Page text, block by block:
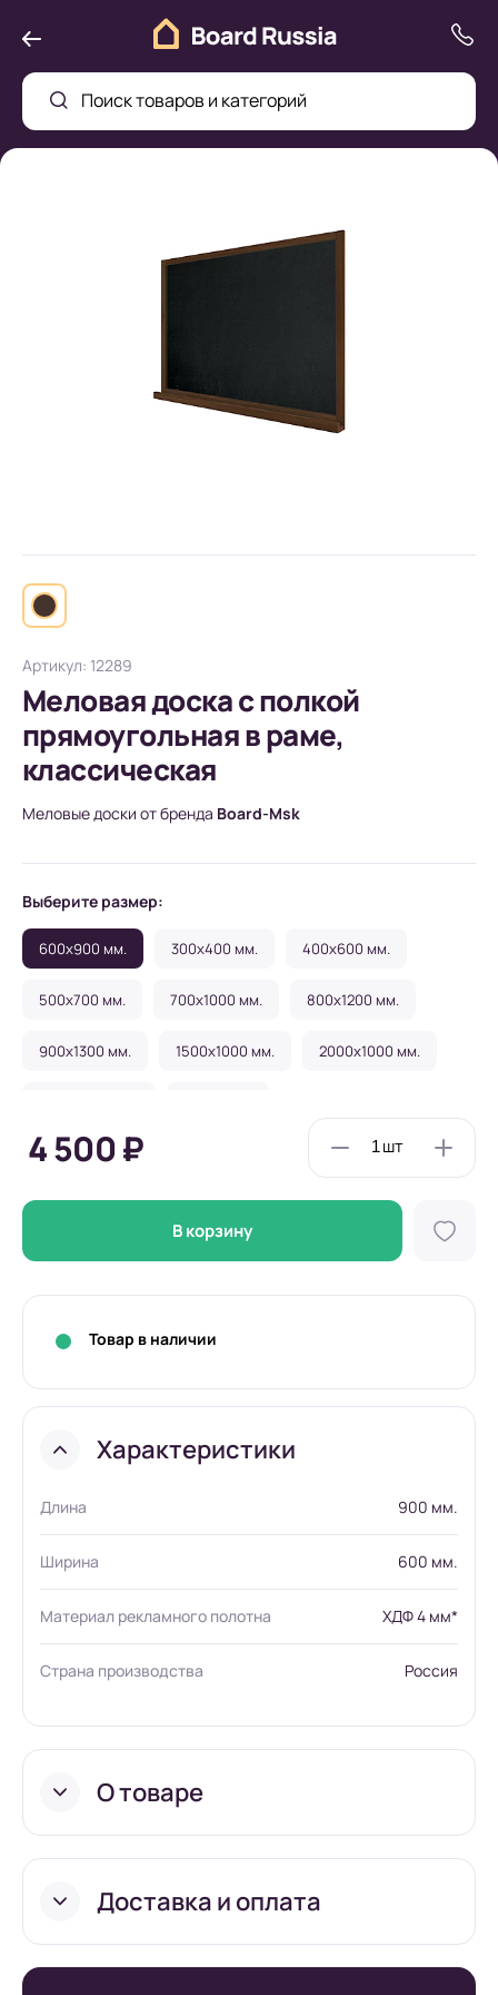
Поиск товаров и категорий
Артикул: 12289
Меловая доска с полкой
прямоугольная в раме,
классическая
Меловые доски от бренда Board-Msk
Выберите размер:
600x900 мм. 300x400 мм. 400x600 мм.
500x700 мм. 700x1000 мм. 800x1200 мм.
900x1300 мм. 1500x1000 мм. 2000x1000 мм.
4 500 ₽
В корзину
Товар в наличии
Характеристики
Длина 900 мм.
Ширина 600 мм.
Материал рекламного полотна ХДФ 4 мм*
Страна производства Россия
О товаре
Доставка и оплата